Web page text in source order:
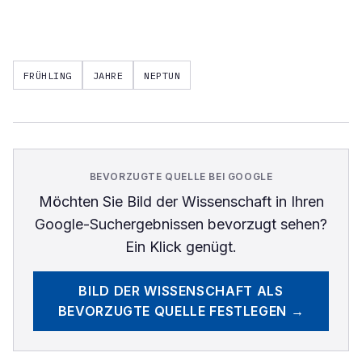
FRÜHLING JAHRE NEPTUN
BEVORZUGTE QUELLE BEI GOOGLE
Möchten Sie Bild der Wissenschaftin Ihren
Google-Suchergebnissen bevorzugt sehen?
Ein Klick genügt.
BILD DER WISSENSCHAFT ALS
BEVORZUGTE QUELLE FESTLEGEN →